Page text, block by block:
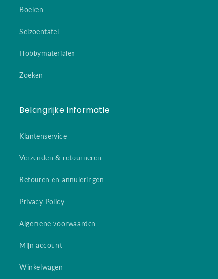
Boeken
Seizoentafel
Hobbymaterialen
Zoeken
Belangrijke informatie
Klantenservice
Verzenden & retourneren
Retouren en annuleringen
Privacy Policy
Algemene voorwaarden
Mijn account
Winkelwagen